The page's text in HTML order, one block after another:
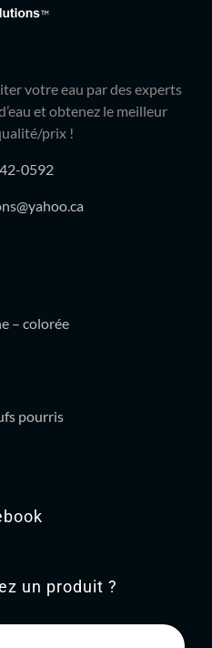
votre eau par des experts
et obtenez le meilleur
prix !
0592
– colorée
pourris
un produit ?